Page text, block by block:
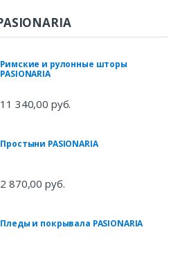
Римские и рулонные шторы
PASIONARIA
11 340,00 руб.
Простыни PASIONARIA
2 870,00 руб.
Пледы и покрывала PASIONARIA